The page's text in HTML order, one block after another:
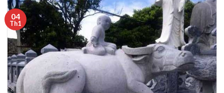
04
Th1